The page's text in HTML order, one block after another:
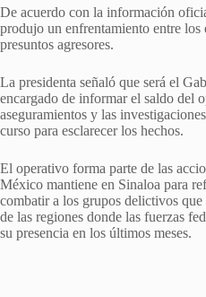
De acuerdo con la información
produjo un enfrentamiento entre los
presuntos agresores.
La presidenta señaló que será el
encargado de informar el saldo del
aseguramientos y las
curso para esclarecer los hechos.
El operativo forma parte de las
México mantiene en Sinaloa para
combatir a los grupos delictivos
de las regiones donde las fuerzas
su presencia en los últimos meses.